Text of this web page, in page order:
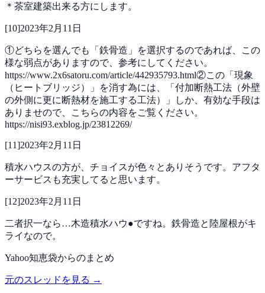
＊茶室建築出来る方にします。
[10]2023年2月11日
①どちらを選んでも「鉄骨造」を選択するのであれば、この
様な弱点がありますので、参考にしてください。
https://www.2x6satoru.com/article/442935793.html②この「現象
（ヒートブリッジ）」を消す為には、「付加断熱工法（外壁
の外側に更に断熱材を施工する工法）」しか、有効な手段は
ありませので、こちらの内容をご覧ください。
https://nisi93.exblog.jp/23812269/
[11]2023年2月11日
積水ハウスの方が、チョイスが色々とありそうです。アフタ
ーサービスも充実してると思います。
[12]2023年2月11日
二者択一なら…木造積水ハウ●ですね。鉄骨造と陸屋根がキ
ライなので。
Yahoo知恵袋からのまとめ
元のスレッドを見る →